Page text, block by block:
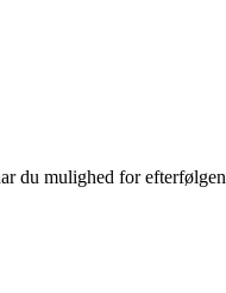
du mulighed for